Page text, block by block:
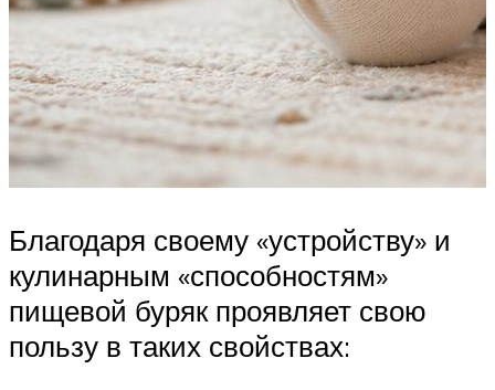
Благодаря своему «устройству» и
кулинарным «способностям»
пищевой буряк проявляет свою
пользу в таких свойствах: